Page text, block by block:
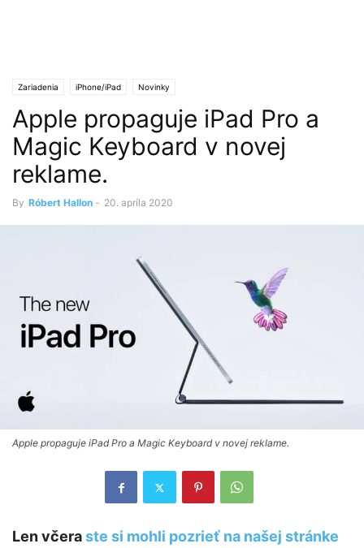
Zariadenia iPhone/iPad Novinky
Apple propaguje iPad Pro a
Magic Keyboard v novej
reklame.
By Róbert Hallon - 20. apríla 2020
Apple propaguje iPad Pro a Magic Keyboard v novej reklame.
Len včeraste si mohli pozrieť na našej stránke